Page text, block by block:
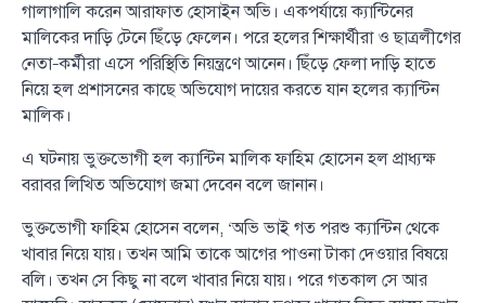
গালাগালি করেন আরাফাত হোসাইন অভি। একপর্যায়ে ক্যান্টিনের
মালিকের দাড়ি টেনে ছিঁড়ে ফেলেন। পরে হলের শিক্ষার্থীরা ও ছাত্রলীগের
নেতা–কর্মীরা এসে পরিস্থিতি নিয়ন্ত্রণে আনেন। ছিঁড়ে ফেলা দাড়ি হাতে
নিয়ে হল প্রশাসনের কাছে অভিযোগ দায়ের করতে যান হলের ক্যান্টিন
মালিক।
এ ঘটনায় ভুক্তভোগী হল ক্যান্টিন মালিক ফাহিম হোসেন হল প্রাধ্যক্ষ
বরাবর লিখিত অভিযোগ জমা দেবেন বলে জানান।
ভুক্তভোগী ফাহিম হোসেন বলেন, ‘অভি ভাই গত পরশু ক্যান্টিন থেকে
খাবার নিয়ে যায়। তখন আমি তাকে আগের পাওনা টাকা দেওয়ার বিষয়ে
বলি। তখন সে কিছু না বলে খাবার নিয়ে যায়। পরে গতকাল সে আর